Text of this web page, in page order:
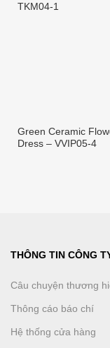
TKM04-1
Green Ceramic
Dress – VVIP05-4
THÔNG TIN CÔNG
Câu chuyện thương
Thông cáo báo chí
Hệ thống cửa hàng